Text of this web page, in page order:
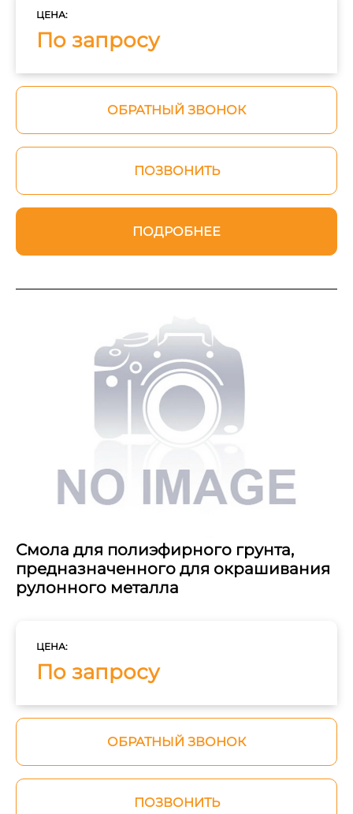
ЦЕНА:
По запросу
ОБРАТНЫЙ ЗВОНОК
ПОЗВОНИТЬ
ПОДРОБНЕЕ
Смола для полиэфирного грунта,
предназначенного для окрашивания
рулонного металла
ЦЕНА:
По запросу
ОБРАТНЫЙ ЗВОНОК
ПОЗВОНИТЬ